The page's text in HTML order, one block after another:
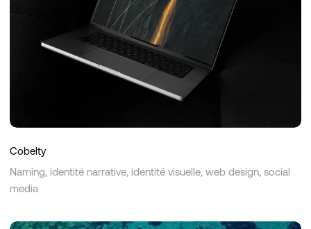
Cobelty
Naming, identité narrative, identité visuelle, web design, social
media